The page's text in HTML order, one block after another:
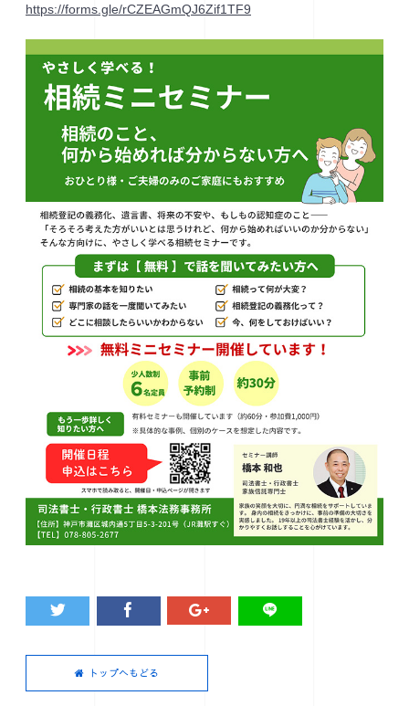
https://forms.gle/rCZEAGmQJ6Zif1TF9
トップへもどる